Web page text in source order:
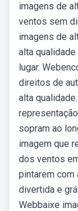
imagens de
ventos sem
imagens de
alta qualidade
lugar.
direitos de
alta
sopram ao
imagem que
dos ventos
pintarem com
divertida e
Webbaixe